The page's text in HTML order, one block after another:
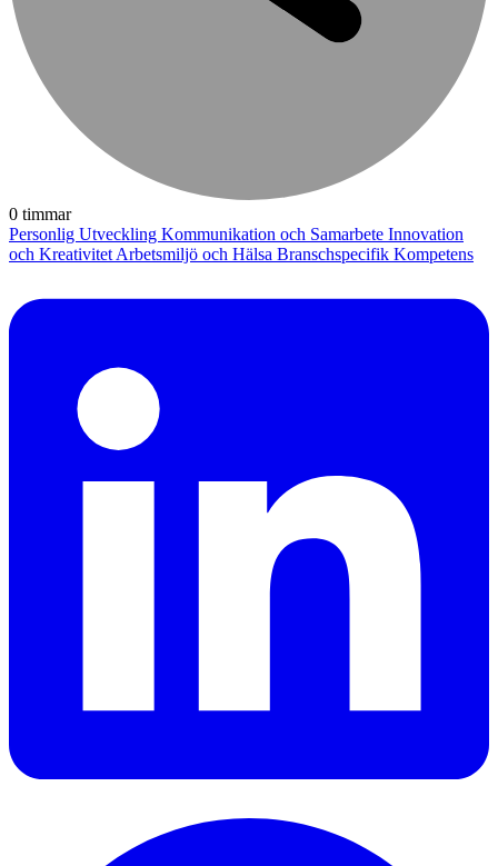
0 timmar
Personlig Utveckling Kommunikation och Samarbete Innovation
och Kreativitet Arbetsmiljö och Hälsa Branschspecifik Kompetens